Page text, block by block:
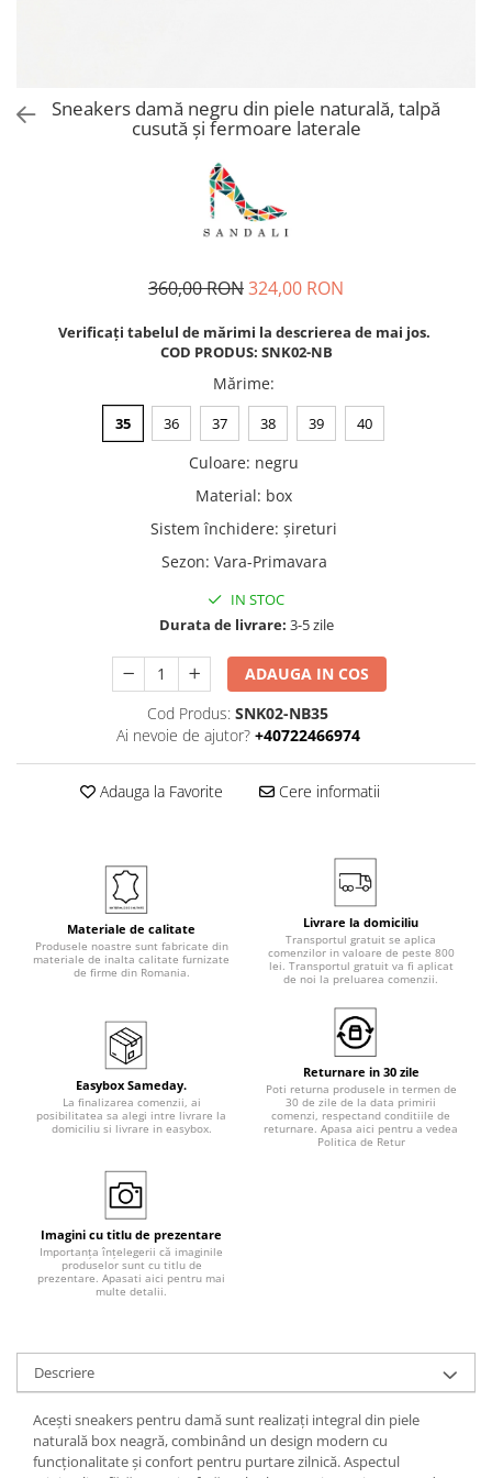
Sneakers damă negru din piele naturală, talpă
cusută și fermoare laterale
360,00 RON324,00 RON
Verificați tabelul de mărimi la descrierea de mai jos.
COD PRODUS: SNK02-NB
Mărime:
35 36 37 38 39 40
Culoare: negru
Material: box
Sistem închidere: șireturi
Sezon: Vara-Primavara
IN STOC
Durata de livrare: 3-5 zile
ADAUGA IN COS
Cod Produs: SNK02-NB35
Ai nevoie de ajutor? +40722466974
Adauga la Favorite Cere informatii
Materiale de calitate
Produsele noastre sunt fabricate din
materiale de inalta calitate furnizate
de firme din Romania.
Livrare la domiciliu
Transportul gratuit se aplica
comenzilor in valoare de peste 800
lei. Transportul gratuit va fi aplicat
de noi la preluarea comenzii.
Easybox Sameday.
La finalizarea comenzii, ai
posibilitatea sa alegi intre livrare la
domiciliu si livrare in easybox.
Returnare in 30 zile
Poti returna produsele in termen de
30 de zile de la data primirii
comenzi, respectand conditiile de
returnare. Apasa aici pentru a vedea
Politica de Retur
Imagini cu titlu de prezentare
Importanța înțelegerii că imaginile
produselor sunt cu titlu de
prezentare. Apasati aici pentru mai
multe detalii.
Descriere
Acești sneakers pentru damă sunt realizați integral din piele
naturală box neagră, combinând un design modern cu
funcționalitate și confort pentru purtare zilnică. Aspectul